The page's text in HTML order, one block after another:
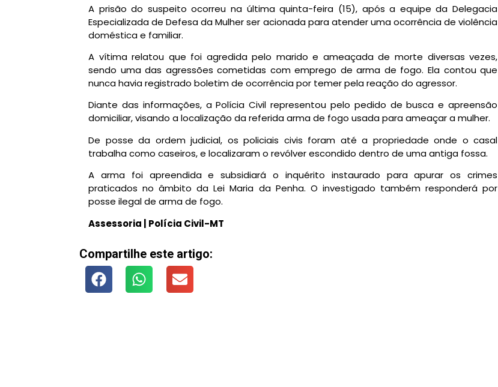
A prisão do suspeito ocorreu na última quinta-feira (15), após a equipe da Delegacia
Especializada de Defesa da Mulher ser acionada para atender uma ocorrência de violência
doméstica e familiar.
A vítima relatou que foi agredida pelo marido e ameaçada de morte diversas vezes,
sendo uma das agressões cometidas com emprego de arma de fogo. Ela contou que
nunca havia registrado boletim de ocorrência por temer pela reação do agressor.
Diante das informações, a Polícia Civil representou pelo pedido de busca e apreensão
domiciliar, visando a localização da referida arma de fogo usada para ameaçar a mulher.
De posse da ordem judicial, os policiais civis foram até a propriedade onde o casal
trabalha como caseiros, e localizaram o revólver escondido dentro de uma antiga fossa.
A arma foi apreendida e subsidiará o inquérito instaurado para apurar os crimes
praticados no âmbito da Lei Maria da Penha. O investigado também responderá por
posse ilegal de arma de fogo.
Assessoria | Polícia Civil-MT
Compartilhe este artigo: